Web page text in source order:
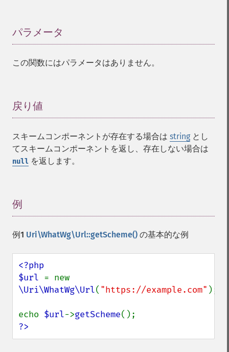
パラメータ
この関数にはパラメータはありません。
戻り値
スキームコンポーネントが存在する場合は string とし
てスキームコンポーネントを返し、存在しない場合は
null を返します。
例
例1 Uri\WhatWg\Url::getScheme() の基本的な例
<?php
$url
\Uri\WhatWg\Url( "https://example.com" );
echo $url->getScheme
?>